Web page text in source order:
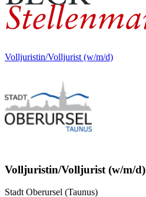
Volljuristin/Volljurist (w/m/d)
Volljuristin/Volljurist (w/m/d)
Stadt Oberursel (Taunus)